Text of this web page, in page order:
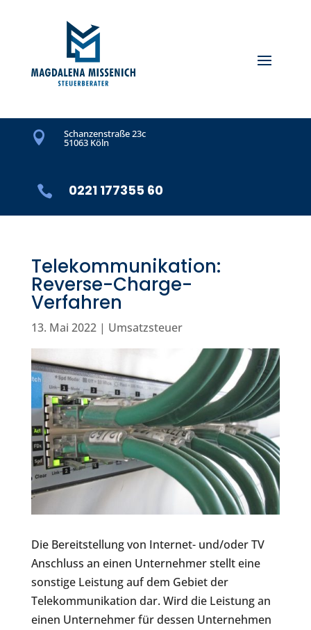
 Schanzenstraße 23c
51063 Köln
 0221 177355 60
Telekommunikation:
Reverse-Charge-
Verfahren
13. Mai 2022| Umsatzsteuer
Die Bereitstellung von Internet- und/oder TV
Anschluss an einen Unternehmer stellt eine
sonstige Leistung auf dem Gebiet der
Telekommunikation dar. Wird die Leistung an
einen Unternehmer für dessen Unternehmen